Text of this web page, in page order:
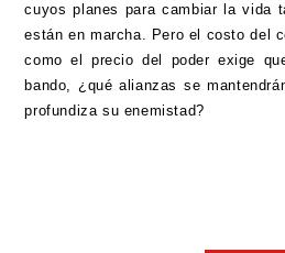
cuyos planes para cambiar la vida
están en marcha. Pero el costo del
como el precio del poder exige
bando, ¿qué alianzas se
profundiza su enemistad?